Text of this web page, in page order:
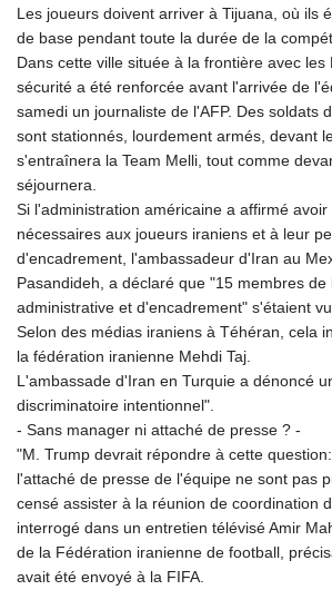
Les joueurs doivent arriver à Tijuana, où ils
de base pendant toute la durée de la
Dans cette ville située à la frontière avec les
sécurité a été renforcée avant l'arrivée de
samedi un journaliste de l'AFP. Des soldats
sont stationnés, lourdement armés, devant
s'entraînera la Team Melli, tout comme
séjournera.
Si l'administration américaine a affirmé
nécessaires aux joueurs iraniens et à leur
d'encadrement, l'ambassadeur d'Iran au
Pasandideh, a déclaré que "15 membres de
administrative et d'encadrement" s'étaient
Selon des médias iraniens à Téhéran, cela
la fédération iranienne Mehdi Taj.
L'ambassade d'Iran en Turquie a dénoncé
discriminatoire intentionnel".
- Sans manager ni attaché de presse ? -
"M. Trump devrait répondre à cette
l'attaché de presse de l'équipe ne sont pas
censé assister à la réunion de coordination
interrogé dans un entretien télévisé Amir
de la Fédération iranienne de football,
avait été envoyé à la FIFA.